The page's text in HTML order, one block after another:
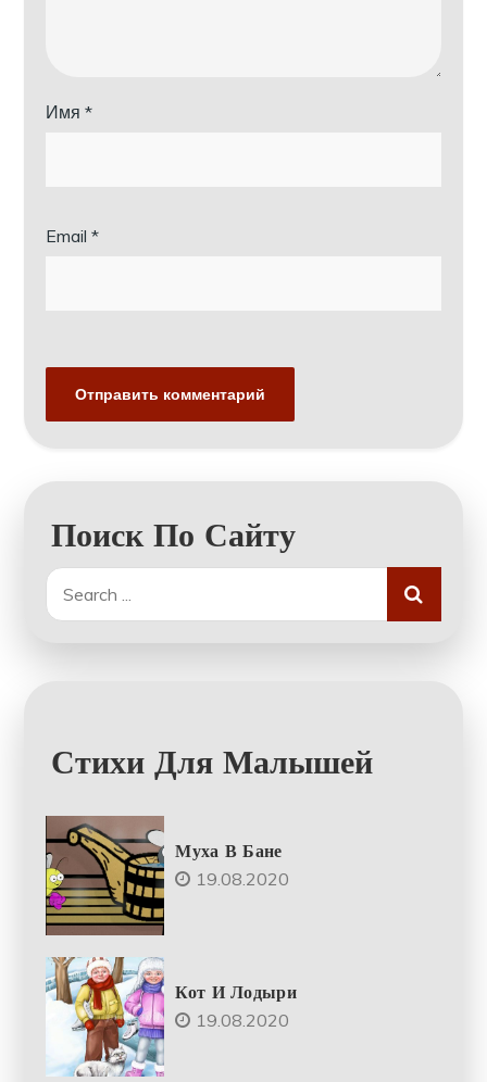
Имя*
Email*
Поиск По Сайту
Search
for:
Стихи Для Малышей
Муха В Бане
19.08.2020
Кот И Лодыри
19.08.2020